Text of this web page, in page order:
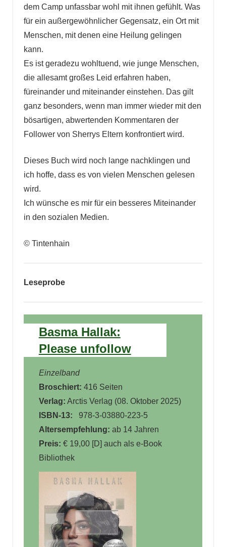
dem Camp unfassbar wohl mit ihnen gefühlt. Was
für ein außergewöhnlicher Gegensatz, ein Ort mit
Menschen, mit denen eine Heilung gelingen
kann.
Es ist geradezu wohltuend, wie junge Menschen,
die allesamt großes Leid erfahren haben,
füreinander und miteinander einstehen. Das gilt
ganz besonders, wenn man immer wieder mit den
bösartigen, abwertenden Kommentaren der
Follower von Sherrys Eltern konfrontiert wird.
Dieses Buch wird noch lange nachklingen und
ich hoffe, dass es von vielen Menschen gelesen
wird.
Ich wünsche es mir für ein besseres Miteinander
in den sozialen Medien.
© Tintenhain
Leseprobe
Basma Hallak:
Please unfollow
Einzelband
Broschiert: 416 Seiten
Verlag: Arctis Verlag (08. Oktober 2025)
ISBN-13:
978-3-03880-223-5
Altersempfehlung: ab 14 Jahren
Preis: € 19,00 [D] auch als e-Book
Bibliothek